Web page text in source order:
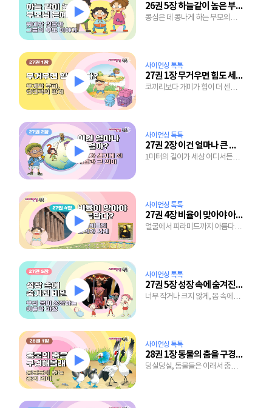
26권 5장 하늘같이 높은 부모님 은혜
콩심은 데 콩나게 하는 부모의
사이언싱 톡톡
27권 1장 무거우면 힘도 세다?
코끼리보다 개미가 힘이 더 센
사이언싱 톡톡
27권 2장 이건 얼마나 큰 걸까?
1미터의 길이가 세상 어디서든
사이언싱 톡톡
27권 4장 비율이 맞아야 아름답다?
얼굴에서 피라미드까지 아름다워
사이언싱 톡톡
27권 5장 성장 속에 숨겨진 비밀
너무 작거나 크지 않게, 몸 속에
사이언싱 톡톡
28권 1장 동물의 춤을 구경해 볼래?
덩실덩실, 동물들은 이래서 춤을